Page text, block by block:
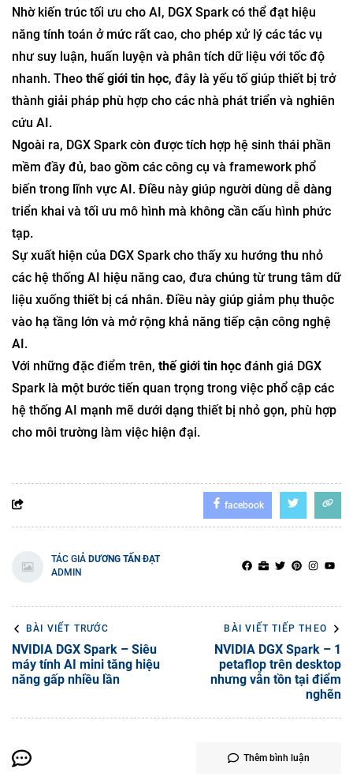
Nhờ kiến trúc tối ưu cho AI, DGX Spark có thể đạt hiệu
năng tính toán ở mức rất cao, cho phép xử lý các tác vụ
như suy luận, huấn luyện và phân tích dữ liệu với tốc độ
nhanh. Theo thế giới tin học, đây là yếu tố giúp thiết bị trở
thành giải pháp phù hợp cho các nhà phát triển và nghiên
cứu AI.
Ngoài ra, DGX Spark còn được tích hợp hệ sinh thái phần
mềm đầy đủ, bao gồm các công cụ và framework phổ
biến trong lĩnh vực AI. Điều này giúp người dùng dễ dàng
triển khai và tối ưu mô hình mà không cần cấu hình phức
tạp.
Sự xuất hiện của DGX Spark cho thấy xu hướng thu nhỏ
các hệ thống AI hiệu năng cao, đưa chúng từ trung tâm dữ
liệu xuống thiết bị cá nhân. Điều này giúp giảm phụ thuộc
vào hạ tầng lớn và mở rộng khả năng tiếp cận công nghệ
AI.
Với những đặc điểm trên, thế giới tin học đánh giá DGX
Spark là một bước tiến quan trọng trong việc phổ cập các
hệ thống AI mạnh mẽ dưới dạng thiết bị nhỏ gọn, phù hợp
cho môi trường làm việc hiện đại.
facebook
TÁC GIẢ DƯƠNG TẤN ĐẠT
ADMIN
BÀI VIẾT TRƯỚC
NVIDIA DGX Spark – Siêu
máy tính AI mini tăng hiệu
năng gấp nhiều lần
BÀI VIẾT TIẾP THEO
NVIDIA DGX Spark – 1
petaflop trên desktop
nhưng vẫn tồn tại điểm
nghẽn
Thêm bình luận